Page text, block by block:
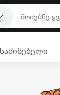
საძინებელი